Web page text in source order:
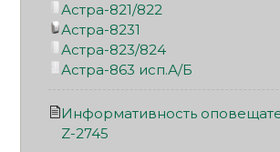
Астра-821/822
Астра-8231
Астра-823/824
Астра-863 исп.А/Б
Информативность
Z-2745